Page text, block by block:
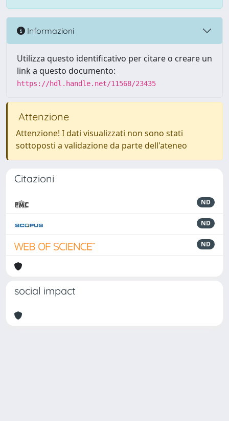
Informazioni
Utilizza questo identificativo per citare o creare un
link a questo documento:
https://hdl.handle.net/11568/23435
Attenzione
Attenzione! I dati visualizzati non sono stati
sottoposti a validazione da parte dell'ateneo
Citazioni
ND
ND
ND
social impact